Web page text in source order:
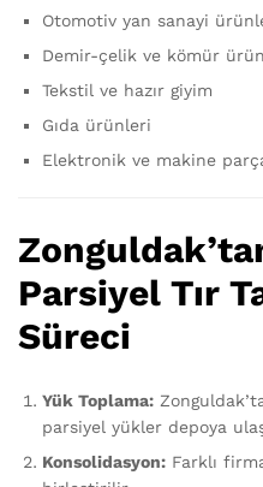
Otomotiv yan sanayi
Demir-çelik ve kömür
Tekstil ve hazır giyim
Gıda ürünleri
Elektronik ve makine
Parsiyel Tır
Süreci
Yük Toplama:
parsiyel yükler depoya
Konsolidasyon: Farklı